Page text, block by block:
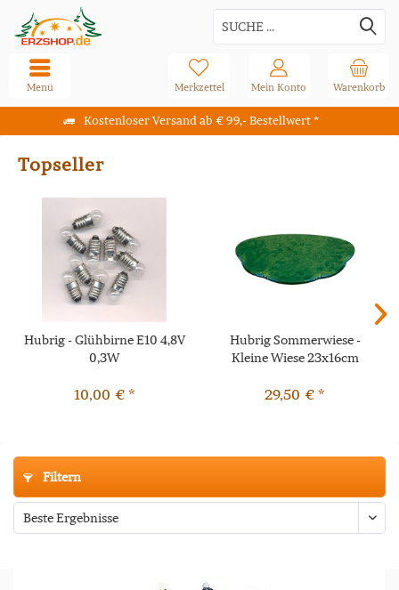
Kostenloser Versand ab € 99,- Bestellwert *
Warenkorb
Merkzettel Mein Konto
Menü
Topseller
Hubrig - Glühbirne E10 4,8V
0,3W
10,00 € *
Hubrig Sommerwiese -
Kleine Wiese 23x16cm
29,50 € *
Filtern